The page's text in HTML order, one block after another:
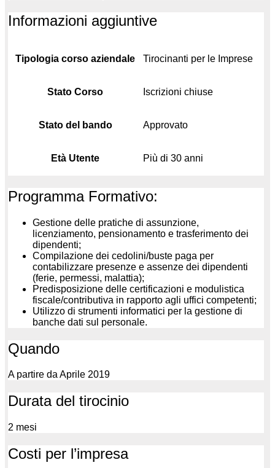
Informazioni aggiuntive
Tipologia corso aziendale Tirocinanti per le Imprese
Stato Corso Iscrizioni chiuse
Stato del bando Approvato
Età Utente Più di 30 anni
Programma Formativo:
Gestione delle pratiche di assunzione,
licenziamento, pensionamento e trasferimento dei
dipendenti;
Compilazione dei cedolini/buste paga per
contabilizzare presenze e assenze dei dipendenti
(ferie, permessi, malattia);
Predisposizione delle certificazioni e modulistica
fiscale/contributiva in rapporto agli uffici competenti;
Utilizzo di strumenti informatici per la gestione di
banche dati sul personale.
Quando
A partire da Aprile 2019
Durata del tirocinio
2 mesi
Costi per l’impresa